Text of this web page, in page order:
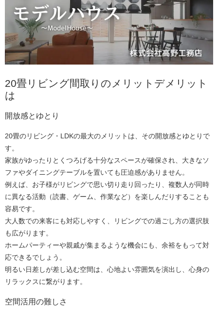
20畳リビング間取りのメリットデメリット
は
開放感とゆとり
20畳のリビング・LDKの最大のメリットは、その開放感とゆとりで
す。
家族がゆったりとくつろげる十分なスペースが確保され、大きなソ
ファやダイニングテーブルを置いても圧迫感がありません。
例えば、お子様がリビングで思い切り走り回ったり、複数人が同時
に異なる活動（読書、ゲーム、作業など）を楽しんだりすることも
容易です。
大人数での来客にも対応しやすく、リビングでの過ごし方の選択肢
も広がります。
ホームパーティーや親戚が集まるような機会にも、余裕をもって対
応できるでしょう。
明るい日差しが差し込む空間は、心地よい雰囲気を演出し、心身の
リラックスに繋がります。
空間活用の難しさ